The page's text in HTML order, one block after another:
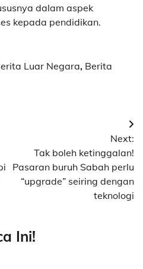
dalam aspek
kepada pendidikan.
Luar Negara, Berita
Next:
Tak boleh ketinggalan!
Pasaran buruh Sabah perlu
“upgrade” seiring dengan
teknologi
Ini!